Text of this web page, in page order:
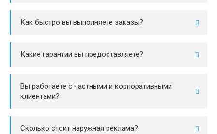
Как быстро вы выполняете заказы?
Какие гарантии вы предоставляете?
Вы работаете с частными и корпоративными
клиентами?
Сколько стоит наружная реклама?